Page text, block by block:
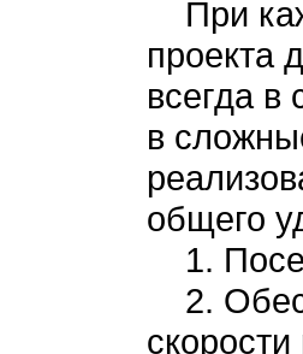
При
проекта
всегда в
в
общего
1.
2.